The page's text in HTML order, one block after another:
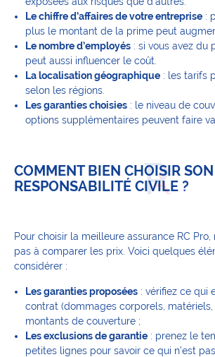
Le chiffre d’affaires de votre entreprise :
plus le montant de la prime peut
Le nombre d’employés : si vous avez du
peut aussi influencer le coût.
La localisation géographique : les tarifs
selon les régions.
Les garanties choisies : le niveau de
options supplémentaires peuvent faire
COMMENT BIEN CHOISIR
RESPONSABILITÉ CIVILE ?
Pour choisir la meilleure assurance RC
pas à comparer les prix. Voici quelques
considérer :
Les garanties proposées : vérifiez ce qui
contrat (dommages corporels,
montants de couverture ;
Les exclusions de garantie : prenez le
petites lignes pour savoir ce qui n’est